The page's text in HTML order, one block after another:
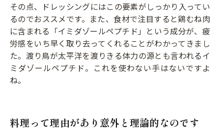
その点、ドレッシングにはこの要素がしっかり入ってい
るのでおススメです。また、食材で注目すると鶏むね肉
に含まれる「イミダゾールペプチド」という成分が、疲
労感をいち早く取り去ってくれることがわかってきまし
た。渡り鳥が太平洋を渡りきる体力の源とも言われるイ
ミダゾールペプチド。これを使わない手はないですよ
ね。
料理って理由があり意外と理論的なのです